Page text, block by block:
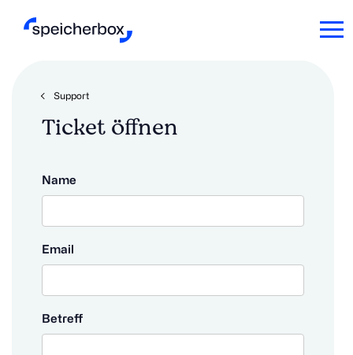
Support
Ticket öffnen
Name
Email
Betreff